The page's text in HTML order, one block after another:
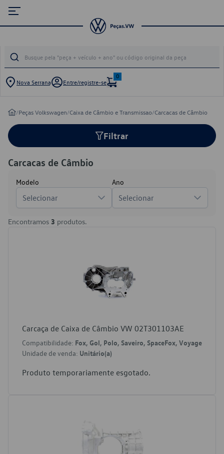
Nova Serrana Entre/registre-se
0
/Peças Volkswagen/Caixa de Câmbio e Transmissao/Carcacas de Câmbio
Filtrar
Carcacas de Câmbio
Modelo
Selecionar
Ano
Selecionar
Encontramos 3 produtos.
Carcaça de Caixa de Câmbio VW 02T301103AE
Compatibilidade: Fox, Gol, Polo, Saveiro, SpaceFox, Voyage
Unidade de venda: Unitário(a)
Produto temporariamente esgotado.